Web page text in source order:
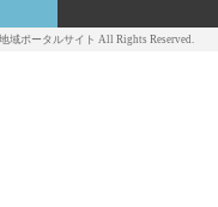
域ポータルサイト All Rights Reserved.